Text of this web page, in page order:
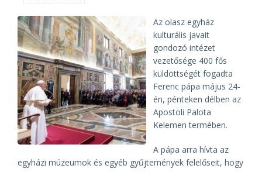
Az olasz egyház
kulturális javait
gondozó intézet
vezetősége 400 fős
küldöttségét fogadta
Ferenc pápa május 24-
én, pénteken délben az
Apostoli Palota
Kelemen termében.
A pápa arra hívta az
egyházi múzeumok és egyéb gyűjtemények felelőseit, hogy